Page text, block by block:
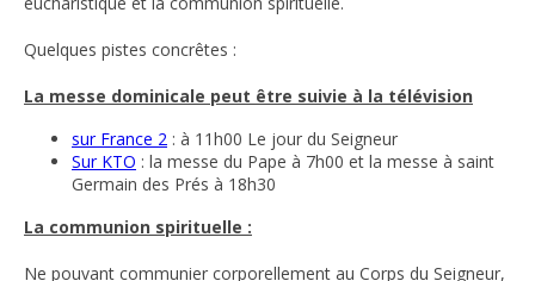
Quelques pistes concrêtes :
La messe dominicale peut être suivie à la télévision
sur France 2 : à 11h00 Le jour du Seigneur
Sur KTO : la messe du Pape à 7h00 et la messe à saint
Germain des Prés à 18h30
La communion spirituelle :
Ne pouvant communier corporellement au Corps du Seigneur,